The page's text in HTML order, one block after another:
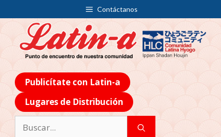
Contáctanos
Publicítate con Latin-a
Lugares de Distribución